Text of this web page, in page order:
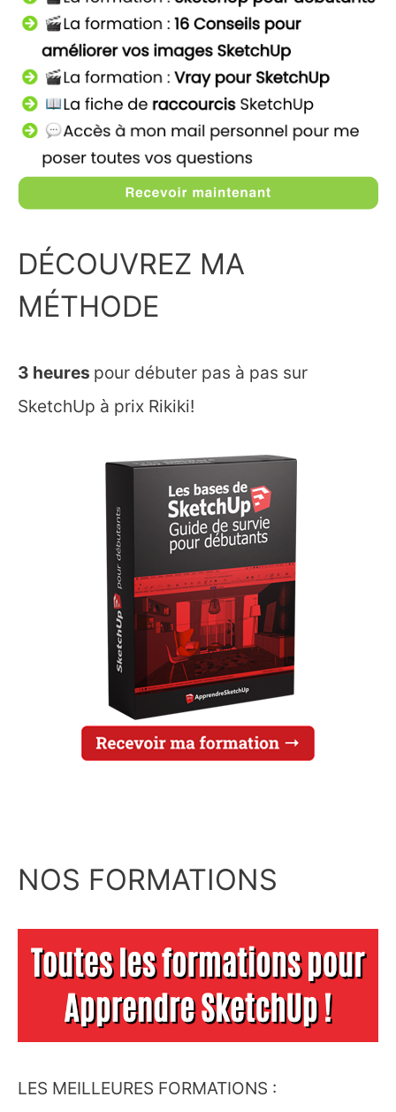
DÉCOUVREZ MA
MÉTHODE
3 heures pour débuter pas à pas sur
SketchUp à prix Rikiki!
NOS FORMATIONS
LES MEILLEURES FORMATIONS :